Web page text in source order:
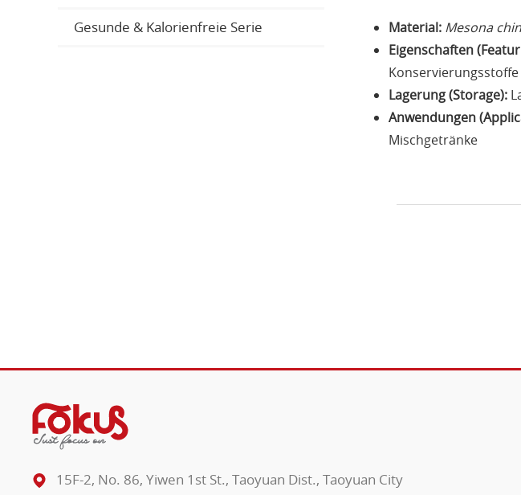
Gesunde & Kalorienfreie Serie Material: Mesona
Eigenschaften
Konservierungsstoffe
Lagerung (Storage):
Anwendungen
Mischgetränke
15F-2, No. 86, Yiwen 1st St., Taoyuan Dist., Taoyuan City